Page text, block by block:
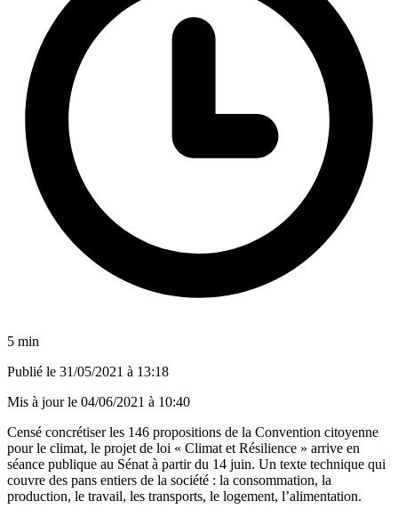
5 min
Publié le 31/05/2021 à 13:18
Mis à jour le 04/06/2021 à 10:40
Censé concrétiser les 146 propositions de la Convention citoyenne
pour le climat, le projet de loi « Climat et Résilience » arrive en
séance publique au Sénat à partir du 14 juin. Un texte technique qui
couvre des pans entiers de la société : la consommation, la
production, le travail, les transports, le logement, l’alimentation.